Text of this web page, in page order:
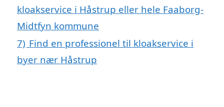
kloakservice i Håstrup eller hele Faaborg-
Midtfyn kommune
7) Find en professionel til kloakservice i
byer nær Håstrup